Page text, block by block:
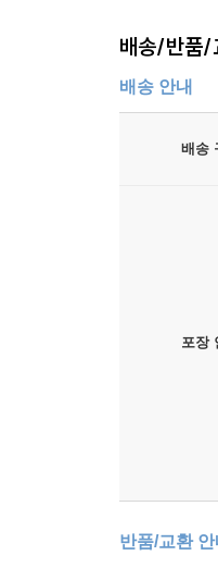
배송/반품/
배송 안내
배송
포장
반품/교환 안